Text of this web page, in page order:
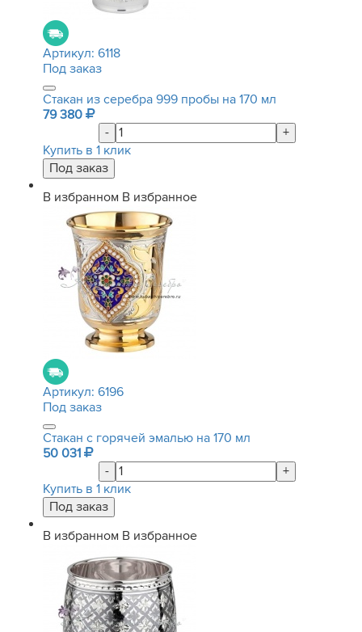
Артикул: 6118
Под заказ
Стакан из серебра 999 пробы на 170 мл
79 380
-
+
Купить в 1 клик
В избранном В избранное
Артикул: 6196
Под заказ
Стакан с горячей эмалью на 170 мл
50 031
-
+
Купить в 1 клик
В избранном В избранное